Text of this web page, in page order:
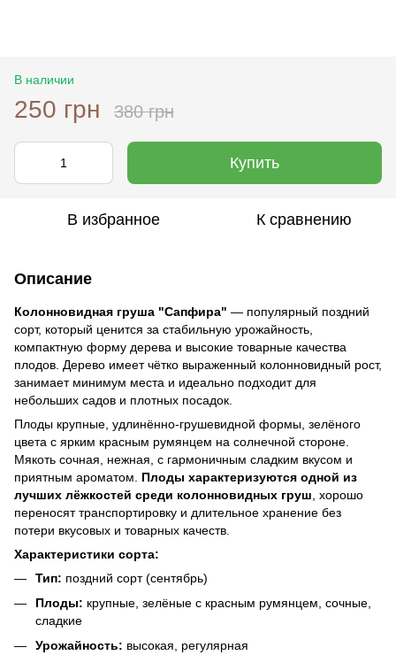
В наличии
250 грн 380 грн
Купить
В избранное К сравнению
Описание
Колонновидная груша "Сапфира" — популярный поздний
сорт, который ценится за стабильную урожайность,
компактную форму дерева и высокие товарные качества
плодов. Дерево имеет чётко выраженный колонновидный рост,
занимает минимум места и идеально подходит для
небольших садов и плотных посадок.
Плоды крупные, удлинённо-грушевидной формы, зелёного
цвета с ярким красным румянцем на солнечной стороне.
Мякоть сочная, нежная, с гармоничным сладким вкусом и
приятным ароматом. Плоды характеризуются одной из
лучших лёжкостей среди колонновидных груш , хорошо
переносят транспортировку и длительное хранение без
потери вкусовых и товарных качеств.
Характеристики сорта:
Тип: поздний сорт (сентябрь)
Плоды: крупные, зелёные с красным румянцем, сочные,
сладкие
Урожайность: высокая, регулярная